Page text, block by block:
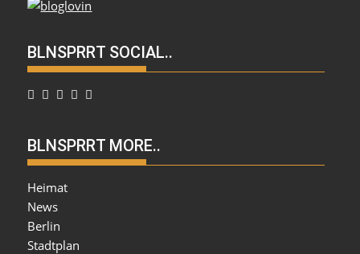
BLNSPRRT SOCIAL..
BLNSPRRT MORE..
Heimat
News
Berlin
Stadtplan